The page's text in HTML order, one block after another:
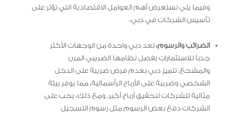
وفيما يلي نستعرض أهم العوامل الاقتصادية التي تؤثر على
تأسيس الشركات في دبي:
الضرائب والرسوم:تعد دبي واحدة من الوجهات الأكثر
جذباً للاستثمارات بفضل نظامها الضريبي المرن
والمشجع. تتميز دبي بعدم فرض ضريبة على الدخل
الشخصي وضريبة على الأرباح الرأسمالية، مما يوفر بيئة
مثالية للشركات لتحقيق أرباح أكبر. ومع ذلك، يجب على
الشركات دفع بعض الرسوم مثل رسوم التسجيل